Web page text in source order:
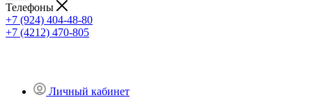
Телефоны
+7 (924) 404-48-80
+7 (4212) 470-805
Личный кабинет